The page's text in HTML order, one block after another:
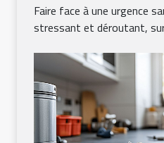
Faire face à une urgence
stressant et déroutant,